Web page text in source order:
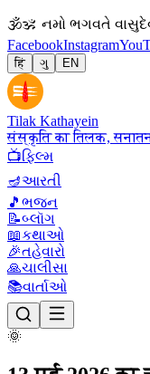
🕉ॐ નમો ભગવતે
FacebookInstagram
हिं ગુ EN
Tilak Kathayein
संस्कृति का तिलक,
📺ફિલ્મ
🪔આરતી
🎵 ભજન
📝બ્લૉગ
📖કથાઓ
🎉તહેવારો
🙏ચાલીસા
📚વાર્તાઓ
🌞